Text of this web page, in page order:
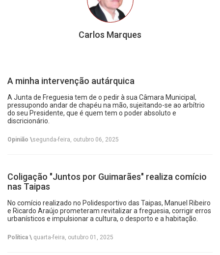
Carlos Marques
A minha intervenção autárquica
A Junta de Freguesia tem de o pedir à sua Câmara Municipal,
pressupondo andar de chapéu na mão, sujeitando-se ao arbítrio
do seu Presidente, que é quem tem o poder absoluto e
discricionário.
Opinião \segunda-feira, outubro 06, 2025
Coligação "Juntos por Guimarães" realiza comício
nas Taipas
No comício realizado no Polidesportivo das Taipas, Manuel Ribeiro
e Ricardo Araújo prometeram revitalizar a freguesia, corrigir erros
urbanísticos e impulsionar a cultura, o desporto e a habitação.
Política \ quarta-feira, outubro 01, 2025